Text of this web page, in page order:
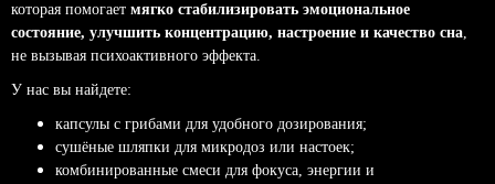
которая помогает мягко стабилизировать эмоциональное
состояние, улучшить концентрацию, настроение и качество сна,
не вызывая психоактивного эффекта.
У нас вы найдете:
капсулы с грибами для удобного дозирования;
сушёные шляпки для микродоз или настоек;
комбинированные смеси для фокуса, энергии и